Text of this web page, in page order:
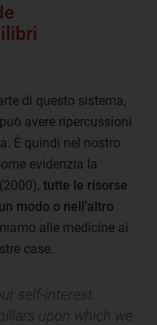
di questo sistema,
avere ripercussioni
È quindi nel nostro
evidenzia la
tutte le risorse
modo o nell’altro
alle medicine ai
case.
self-interest.
upon which we